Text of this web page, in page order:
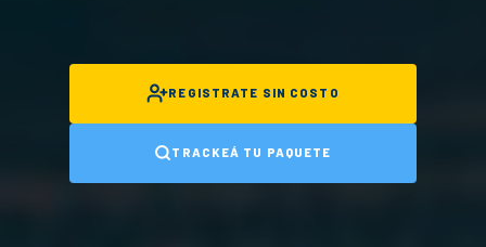
REGISTRATE SIN COSTO
TRACKEÁ TU PAQUETE